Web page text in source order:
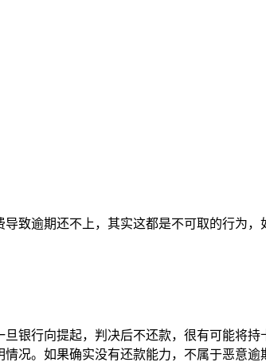
致逾期还不上，其实这都是不可取的行为
银行向提起，判决后不还款，很有可能将
况。如果确实没有还款能力，不属于恶意